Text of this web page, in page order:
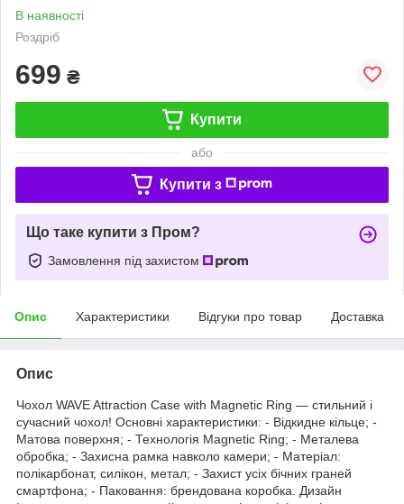
В наявності
Роздріб
699 ₴
Купити
або
Купити з
Що таке купити з Пром?
Замовлення під захистом
Опис Характеристики Відгуки про товар Доставка
Опис
Чохол WAVE Attraction Case with Magnetic Ring — стильний і
сучасний чохол! Основні характеристики: - Відкидне кільце; -
Матова поверхня; - Технологія Magnetic Ring; - Металева
обробка; - Захисна рамка навколо камери; - Матеріал:
полікарбонат, силікон, метал; - Захист усіх бічних граней
смартфона; - Паковання: брендована коробка. Дизайн